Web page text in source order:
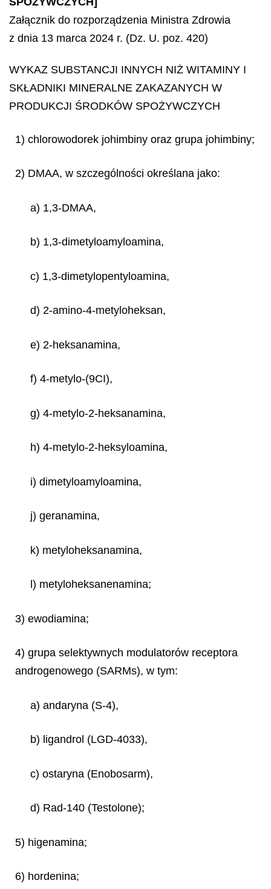
Załącznik do rozporządzenia Ministra Zdrowia
z dnia 13 marca 2024 r. (Dz. U. poz. 420)
WYKAZ SUBSTANCJI INNYCH NIŻ WITAMINY I
SKŁADNIKI MINERALNE ZAKAZANYCH W
PRODUKCJI ŚRODKÓW SPOŻYWCZYCH
1) chlorowodorek johimbiny oraz grupa johimbiny;
2) DMAA, w szczególności określana jako:
a) 1,3-DMAA,
b) 1,3-dimetyloamyloamina,
c) 1,3-dimetylopentyloamina,
d) 2-amino-4-metyloheksan,
e) 2-heksanamina,
f) 4-metylo-(9CI),
g) 4-metylo-2-heksanamina,
h) 4-metylo-2-heksyloamina,
i) dimetyloamyloamina,
j) geranamina,
k) metyloheksanamina,
l) metyloheksanenamina;
3) ewodiamina;
4) grupa selektywnych modulatorów receptora
androgenowego (SARMs), w tym:
a) andaryna (S-4),
b) ligandrol (LGD-4033),
c) ostaryna (Enobosarm),
d) Rad-140 (Testolone);
5) higenamina;
6) hordenina;